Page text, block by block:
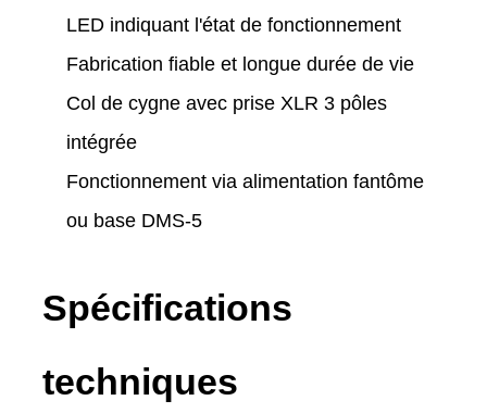
LED indiquant l'état de fonctionnement
Fabrication fiable et longue durée de vie
Col de cygne avec prise XLR 3 pôles
intégrée
Fonctionnement via alimentation fantôme
ou base DMS-5
Spécifications
techniques